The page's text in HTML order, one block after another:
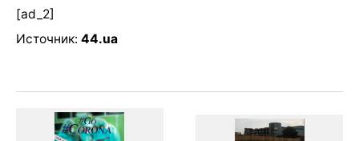
[ad_2]
Источник: 44.ua